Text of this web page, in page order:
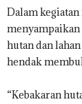
Dalam
menyampaikan
hutan dan
hendak
“Kebakaran